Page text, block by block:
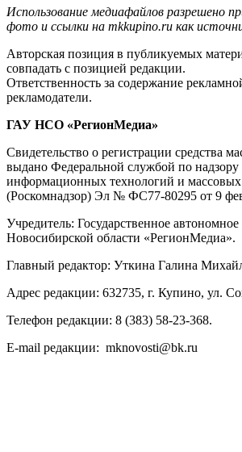
Использование медиафайлов разрешено
фото и ссылки на mkkupino.ru как
Авторская позиция в публикуемых
совпадать с позицией редакции.
Ответственность за содержание
рекламодатели.
ГАУ НСО «РегионМедиа»
Свидетельство о регистрации средства
выдано Федеральной службой по надзору
информационных технологий и
(Роскомнадзор) Эл № ФС77-80295 от 9
Учредитель: Государственное
Новосибирской области «РегионМедиа».
Главный редактор: Уткина Галина
Адрес редакции: 632735, г. Купино, ул.
Телефон редакции: 8 (383) 58-23-368.
E-mail редакции: mknovosti@bk.ru